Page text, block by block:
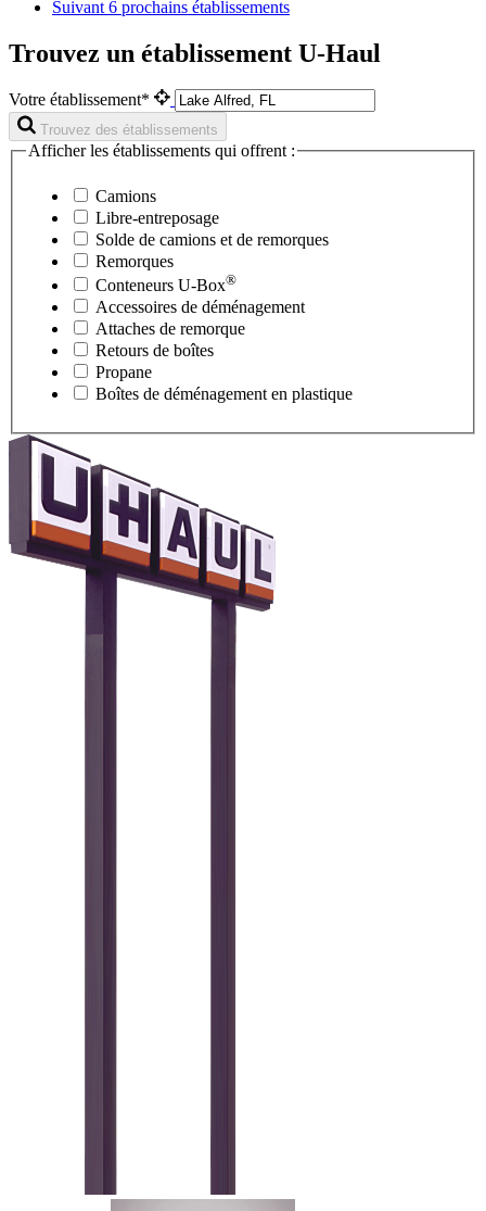
Suivant 6 prochains établissements
Trouvez un établissement U-Haul
Votre établissement*
Trouvez des établissements
Afficher les établissements qui offrent :
Camions
Libre-entreposage
Solde de camions et de remorques
Remorques
Conteneurs U-Box®
Accessoires de déménagement
Attaches de remorque
Retours de boîtes
Propane
Boîtes de déménagement en plastique